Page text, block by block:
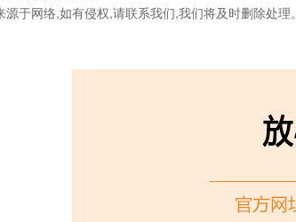
于网络,如有侵权,请联系我们,我们将及时删除处理。